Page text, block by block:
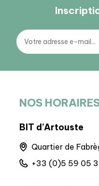
NOS
BIT d’Artouste
Quartier de
+33 (0)5 59 05